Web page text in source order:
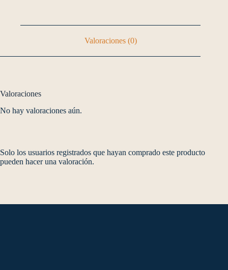
Valoraciones (0)
Valoraciones
No hay valoraciones aún.
Solo los usuarios registrados que hayan comprado este producto
pueden hacer una valoración.